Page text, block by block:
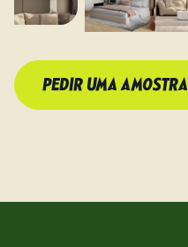
PEDIR UMA AMOSTRA